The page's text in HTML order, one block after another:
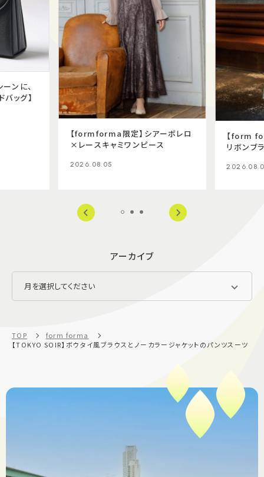
ンに、
ッグ】
【formforma限定】シアーボレロ
×レースキャミワンピース
2026.08.05
【form
リボンブ
アーカイブ
TOP
form forma
【TOKYO SOIR】ボウタイ風ブラウスとノーカラージャケットのパンツスーツ